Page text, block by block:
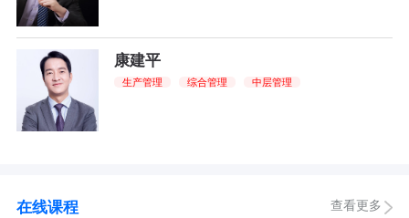
康建平
生产管理 综合管理 中层管理
在线课程 查看更多